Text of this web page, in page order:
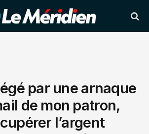
par une arnaque
de mon patron,
l’argent